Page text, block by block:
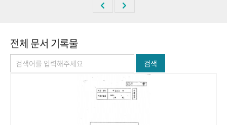
전체 문서 기록물
검색